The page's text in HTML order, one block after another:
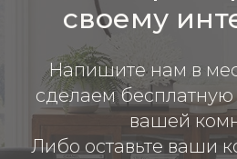
своему
Напишите нам в
сделаем
вашей
Либо оставьте ваши